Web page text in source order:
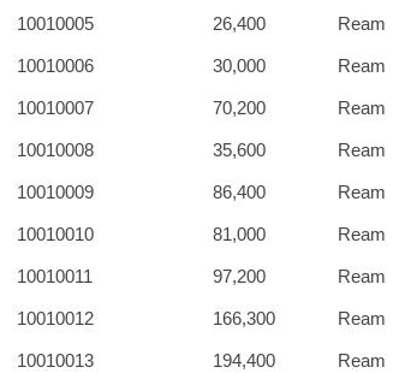
10010005 26,400 Ream
10010006 30,000 Ream
10010007 70,200 Ream
10010008 35,600 Ream
10010009 86,400 Ream
10010010 81,000 Ream
10010011 97,200 Ream
10010012 166,300 Ream
10010013 194,400 Ream